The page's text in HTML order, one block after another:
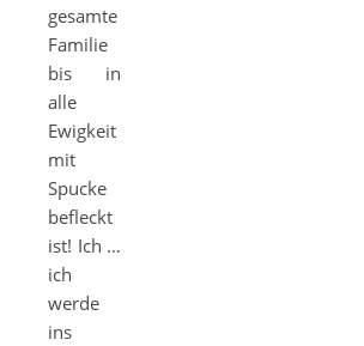
gesamte
Familie
bis in
alle
Ewigkeit
mit
Spucke
befleckt
ist! Ich …
ich
werde
ins